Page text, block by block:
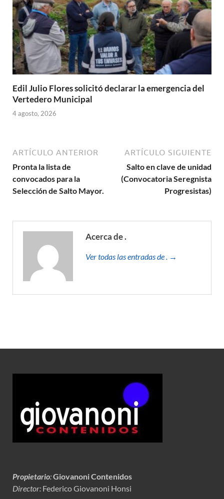
Edil Julio Flores solicitó declarar la emergencia del
Vertedero Municipal
4 agosto, 2026
ARTÍCULO ANTERIOR
Pronta la lista de
convocados para la
Selección de Salto Mayor.
ARTÍCULO SIGUIENTE
Salto en clave de unidad
(Convocatoria Seregnista
Progresistas)
Acerca de .
Ver todas las entradas de . →
Propietario:Giovanoni Contenidos
Director: Federico Giovanoni Honsi